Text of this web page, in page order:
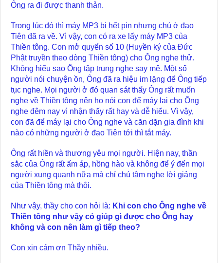
Ông ra đi được thanh thản.
Trong lúc đó thì máy MP3 bị hết pin nhưng chú ở đạo
Tiên đã ra về. Vì vậy, con có ra xe lấy máy MP3 của
Thiền tông. Con mở quyển số 10 (Huyền ký của Đức
Phật truyền theo dòng Thiền tông) cho Ông nghe thử.
Không hiểu sao Ông tập trung nghe say mê. Một số
người nói chuyện ồn, Ông đã ra hiệu im lặng để Ông tiếp
tục nghe. Mọi người ở đó quan sát thấy Ông rất muốn
nghe về Thiền tông nên họ nói con để máy lại cho Ông
nghe đêm nay vì nhận thấy rất hay và dễ hiểu. Vì vậy,
con đã để máy lại cho Ông nghe và căn dặn gia đình khi
nào có những người ở đạo Tiên tới thì tắt máy.
Ông rất hiền và thương yêu mọi người. Hiện nay, thần
sắc của Ông rất ấm áp, hồng hào và không để ý đến mọi
người xung quanh nữa mà chỉ chú tâm nghe lời giảng
của Thiền tông mà thôi.
Như vậy, thầy cho con hỏi là: Khi con cho Ông nghe về
Thiền tông như vậy có giúp gì được cho Ông hay
không và con nên làm gì tiếp theo?
Con xin cám ơn Thầy nhiều.